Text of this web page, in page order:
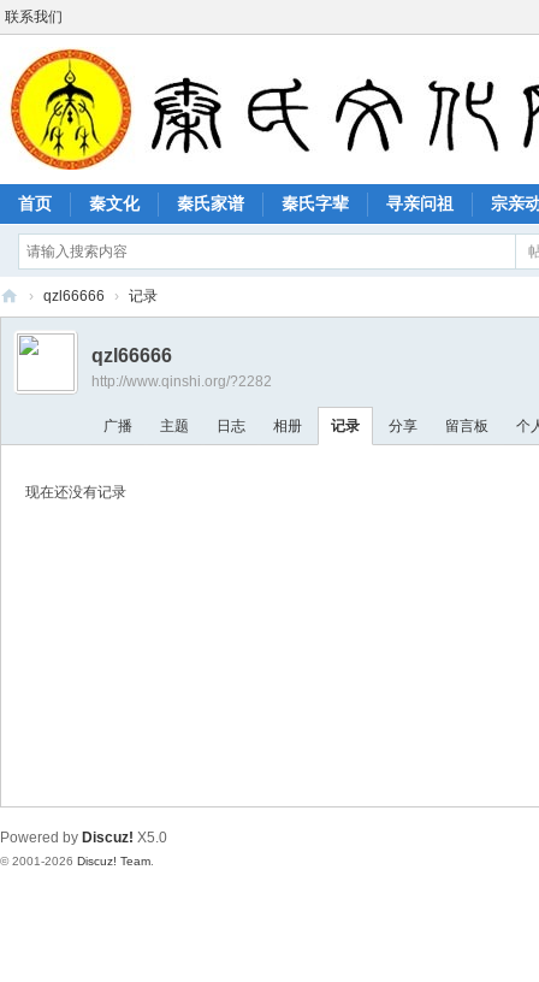
联系我们
首页 秦文化 秦氏家谱 秦氏字辈 寻亲问祖 宗亲
秦
文
› qzl66666 › 记录
qzl66666
http://www.qinshi.org/?2282
广播 主题 日志 相册 记录 分享 留言板 个
现在还没有记录
Powered by Discuz! X5.0
© 2001-2026 Discuz! Team